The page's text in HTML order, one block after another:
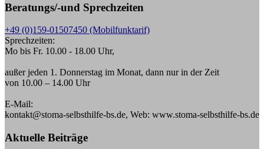
Beratungs/-und Sprechzeiten
+49 (0)159-01507450 (Mobilfunktarif)
Sprechzeiten:
Mo bis Fr. 10.00 - 18.00 Uhr,
außer jeden 1. Donnerstag im Monat, dann nur in der Zeit
von 10.00 – 14.00 Uhr
E-Mail:
kontakt@stoma-selbsthilfe-bs.de, Web: www.stoma-selbsthilfe-bs.de
Aktuelle Beiträge